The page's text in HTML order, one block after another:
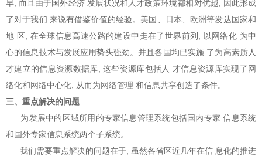
早, 而且由于国外经济 发展状况和人才政策环境都相对优越, 因此形成
了对于我们 来说有借鉴价值的经验。美国、日本、欧洲等发达国家和
地 区, 在全球信息高速公路的建设中走在了世界前列, 以网络化 为中
心的信息技术与发展应用势头强劲。并且各国均已实施 了为高素质人
才建立的信息资源数据库, 这些资源库包括人 才信息资源库实现了网
络化和网络中心化, 从而为网络管理 和信息共享创造了条件。
三、重点解决的问题
为发展中的区域所用的专家信息管理系统包括国内专家 信息系统
和国外专家信息系统两个子系统。
我们需要重点解决的问题在于, 虽然各省区近几年在信 息化的推进